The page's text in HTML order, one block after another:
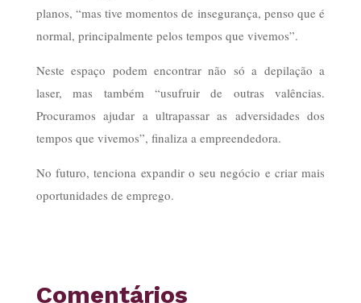
planos, “mas tive momentos de insegurança, penso que é
normal, principalmente pelos tempos que vivemos”.
Neste espaço podem encontrar não só a depilação a
laser, mas também “usufruir de outras valências.
Procuramos ajudar a ultrapassar as adversidades dos
tempos que vivemos”, finaliza a empreendedora.
No futuro, tenciona expandir o seu negócio e criar mais
oportunidades de emprego.
Comentários